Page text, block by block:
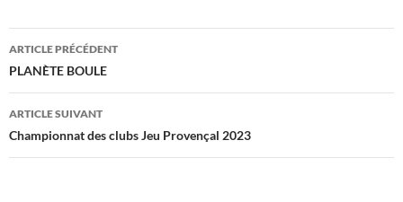
Navigation
des
articles
ARTICLE PRÉCÉDENT
PLANÈTE BOULE
ARTICLE SUIVANT
Championnat des clubs Jeu Provençal 2023